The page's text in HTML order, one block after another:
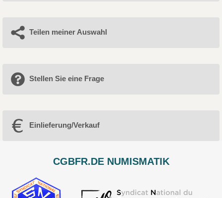
Teilen meiner Auswahl
Stellen Sie eine Frage
Einlieferung/Verkauf
CGBFR.DE NUMISMATIK